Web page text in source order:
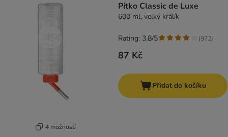
4 možností
Pítko Classic de Luxe
600 ml, velký králík
87 Kč
Rating: 3.8/5 (972)
Přidat do košíku